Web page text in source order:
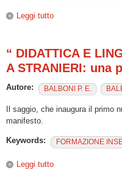
Leggi tutto
“ DIDATTICA E
A STRANIERI: una
Autore: BALBONI P. E.
Il saggio, che inaugura il primo
manifesto.
Keywords: FORMAZIONE
Leggi tutto